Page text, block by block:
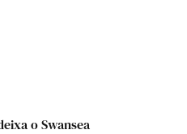
o Swansea